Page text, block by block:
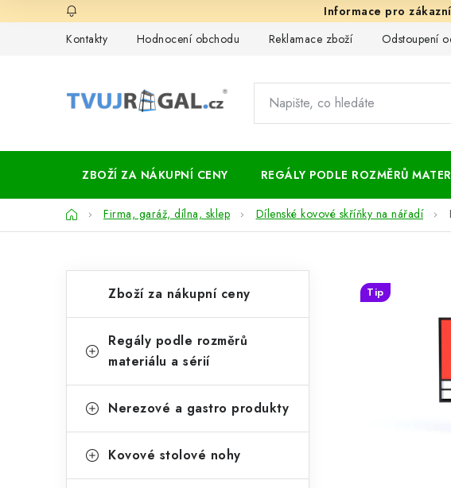
na
Kontakty
Hodnocení obchodu Reklamace zboží Odstoupení
ZBOŽÍ ZA NÁKUPNÍ CENY REGÁLY PODLE ROZMĚRŮ
DomůFirma, garáž, dílna, sklep Dílenské kovové skříňky na nářadí
o
t
a
kategorie
a
g
r
Zboží za nákupní ceny
Regály podle rozměrů
materiálu a sérií
Nerezové a gastro produkty
Kovové stolové nohy
Tip